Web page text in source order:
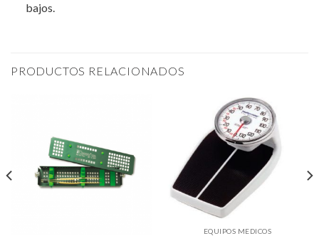
bajos.
PRODUCTOS RELACIONADOS
EQUIPOS MEDICOS